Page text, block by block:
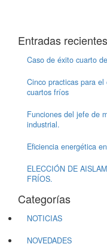
Entradas recientes
Caso de éxito cuarto
Cinco practicas para
cuartos fríos
Funciones del jefe de
industrial.
Eficiencia energética
ELECCIÓN DE
FRÍOS.
Categorías
NOTICIAS
NOVEDADES